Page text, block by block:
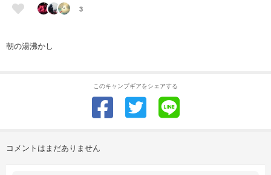
3
朝の湯沸かし
このキャンプギアをシェアする
コメントはまだありません